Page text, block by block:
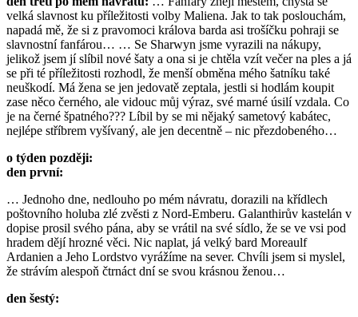
velká slavnost ku příležitosti volby Maliena. Jak to tak poslouchám,
napadá mě, že si z pravomoci králova barda asi trošíčku pohraji se
slavnostní fanfárou… … Se Sharwyn jsme vyrazili na nákupy,
jelikož jsem jí slíbil nové šaty a ona si je chtěla vzít večer na ples a já
se při té příležitosti rozhodl, že menší obměna mého šatníku také
neuškodí. Má žena se jen jedovatě zeptala, jestli si hodlám koupit
zase něco černého, ale vidouc můj výraz, své marné úsilí vzdala. Co
je na černé špatného??? Líbil by se mi nějaký sametový kabátec,
nejlépe stříbrem vyšívaný, ale jen decentně – nic přezdobeného…
o týden později:
den první:
… Jednoho dne, nedlouho po mém návratu, dorazili na křídlech
poštovního holuba zlé zvěsti z Nord-Emberu. Galanthirův kastelán v
dopise prosil svého pána, aby se vrátil na své sídlo, že se ve vsi pod
hradem dějí hrozné věci. Nic naplat, já velký bard Moreaulf
Ardanien a Jeho Lordstvo vyrážíme na sever. Chvíli jsem si myslel,
že strávím alespoň čtrnáct dní se svou krásnou ženou…
den šestý: